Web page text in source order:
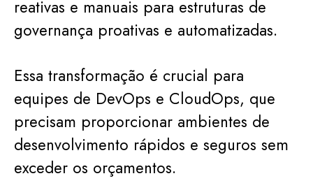
reativas e manuais para estruturas de
governança proativas e automatizadas.
Essa transformação é crucial para
equipes de DevOps e CloudOps, que
precisam proporcionar ambientes de
desenvolvimento rápidos e seguros sem
exceder os orçamentos.